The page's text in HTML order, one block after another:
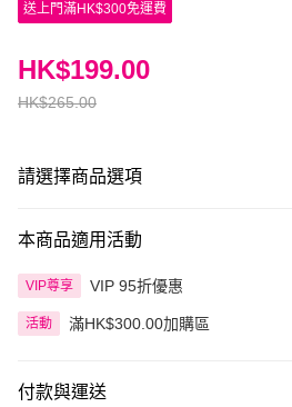
送上門滿HK$300免運費
HK$265.00
HK$199.00
請選擇商品選項
本商品適用活動
VIP尊享 VIP 95折優惠
活動 滿HK$300.00加購區
付款與運送